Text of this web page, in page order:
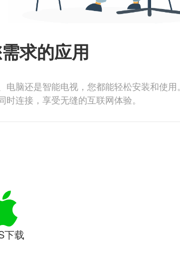
求的应用
脑还是智能电视，您都能轻松安装和使用。
连接，享受无缝的互联网体验。
下载